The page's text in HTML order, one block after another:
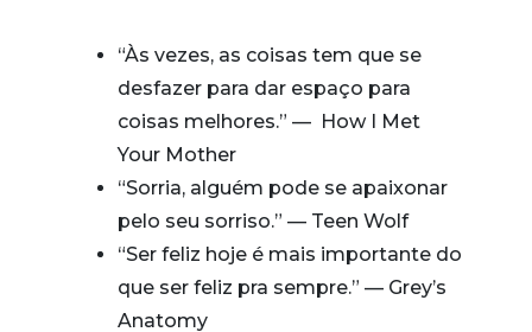
“Às vezes, as coisas tem que se
desfazer para dar espaço para
coisas melhores.” — How I Met
Your Mother
“Sorria, alguém pode se apaixonar
pelo seu sorriso.” — Teen Wolf
“Ser feliz hoje é mais importante do
que ser feliz pra sempre.” — Grey’s
Anatomy